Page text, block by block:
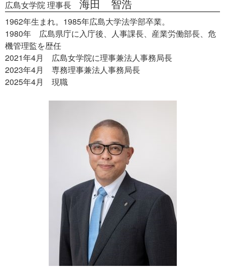
広島女学院 理事長 海田 智浩
1962年生まれ。1985年広島大学法学部卒業。
1980年 広島県庁に入庁後、人事課長、産業労働部長、危
機管理監を歴任
2021年4月 広島女学院に理事兼法人事務局長
2023年4月 専務理事兼法人事務局長
2025年4月 現職